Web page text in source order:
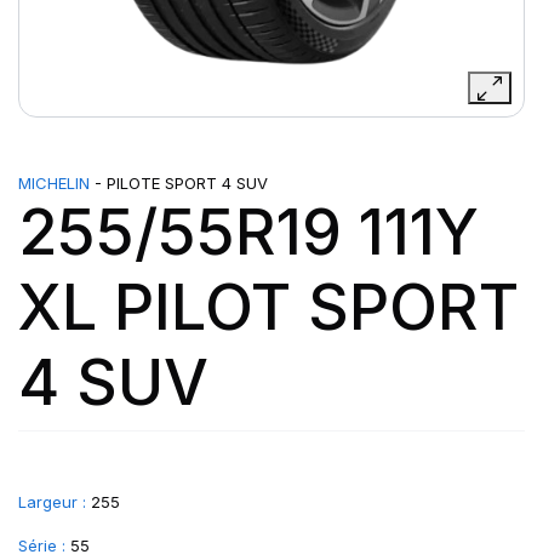
MICHELIN - PILOTE SPORT 4 SUV
255/55R19 111Y
XL PILOT SPORT
4 SUV
Largeur : 255
Série : 55